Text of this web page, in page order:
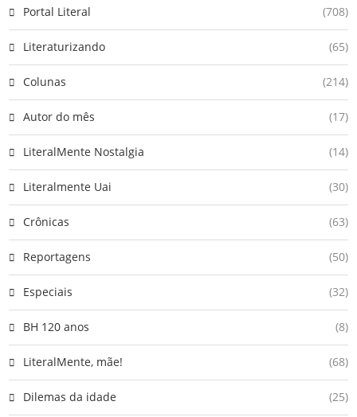
Portal Literal (708)
Literaturizando (65)
Colunas (214)
Autor do mês (17)
LiteralMente Nostalgia (14)
Literalmente Uai (30)
Crônicas (63)
Reportagens (50)
Especiais (32)
BH 120 anos (8)
LiteralMente, mãe! (68)
Dilemas da idade (25)